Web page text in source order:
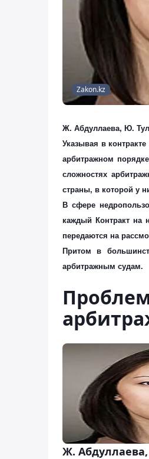
Zakon.kz
Ж. Абдуллаева, Ю.
Указывая в
арбитражном
сложностях
страны, в которой у
В сфере
каждый Контракт на
передаются на
Притом в
арбитражным судам.
Ж.